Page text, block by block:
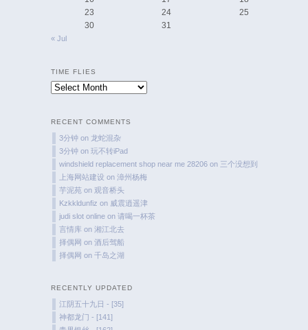
23
24
25
30
31
« Jul
TIME FLIES
Time
RECENT COMMENTS
3分钟 on 龙蛇混杂
3分钟 on玩不转iPad
windshield replacement shop near me 28206 on 三个没想到
上海网站建设 on漳州杨梅
芋泥苑 on 观音桥头
Kzkkldunfiz on 威震逍遥津
judi slot online on请喝一杯茶
言情库 on湘江北去
择偶网 on酒后驾船
择偶网 on千岛之湖
RECENTLY UPDATED
江阴五十九日 - [35]
神都龙门 - [141]